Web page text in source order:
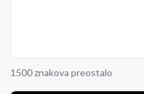
1500 znakova preostalo